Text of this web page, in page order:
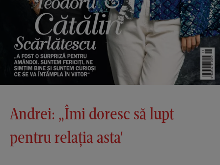
Andrei: „Îmi doresc să lupt
pentru relația asta'